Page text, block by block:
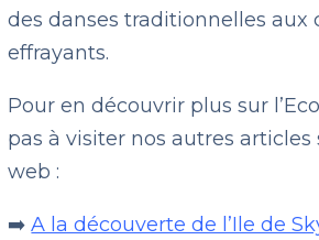
des danses traditionnelles aux
effrayants.
Pour en découvrir plus sur
pas à visiter nos autres articles
web :
➡️A la découverte de l’Ile de